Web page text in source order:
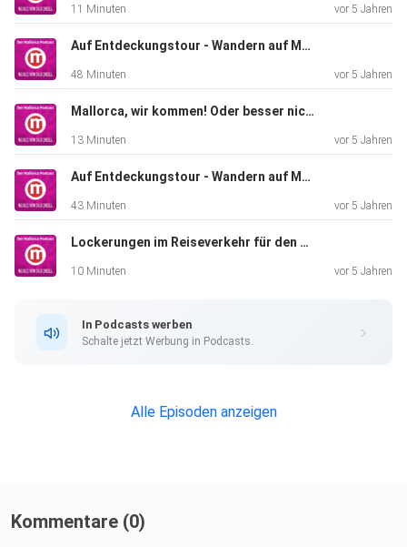
11 Minuten vor 5 Jahren
Auf Entdeckungstour - Wandern auf Mallorca. Teil 3
48 Minuten vor 5 Jahren
Mallorca, wir kommen! Oder besser nicht?
13 Minuten vor 5 Jahren
Auf Entdeckungstour - Wandern auf Mallorca. Teil 2
43 Minuten vor 5 Jahren
Lockerungen im Reiseverkehr für den Mallorca-Urlaub bald möglich.
10 Minuten vor 5 Jahren
In Podcasts werben
Schalte jetzt Werbung in Podcasts.
Alle Episoden anzeigen
Kommentare (0)